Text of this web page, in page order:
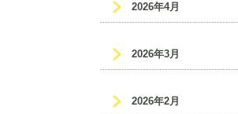
2026年4月
2026年3月
2026年2月